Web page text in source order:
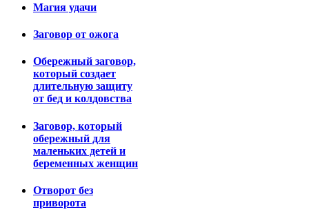
Магия удачи
Заговор от ожога
Обережный заговор,
который создает
длительную защиту
от бед и колдовства
Заговор, который
обережный для
маленьких детей и
беременных женщин
Отворот без
приворота